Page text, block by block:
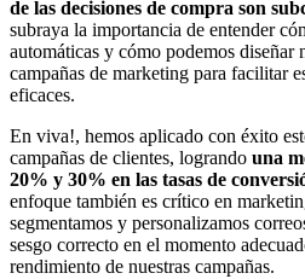
de las decisiones de compra son
subraya la importancia de entender
automáticas y cómo podemos diseñar
campañas de marketing para facilitar
eficaces.
En viva!, hemos aplicado con éxito
campañas de clientes, logrando una
20% y 30% en las tasas de
enfoque también es crítico en
segmentamos y personalizamos
sesgo correcto en el momento
rendimiento de nuestras campañas.